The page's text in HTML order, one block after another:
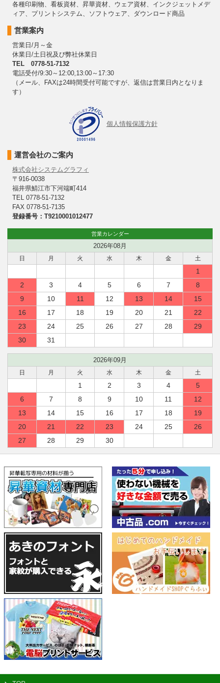
各種印刷物、看板資材、昇華資材、ウェア資材、インクジェットメデ
ィア、プリントシステム、ソフトウェア、ダウンロード商品
営業案内
営業日/月～金
休業日/土日祝及び弊社休業日
TEL 0778-51-7132
電話受付/9:30～12:00,13:00～17:30
（メール、FAXは24時間受付可能ですが、返信は営業日内となりま
す）
個人情報保護方針
運営会社のご案内
株式会社システムグラフィ
〒916-0038
福井県鯖江市下河端町414
TEL 0778-51-7132
FAX 0778-51-7135
登録番号：T9210001012477
営業カレンダー
2026年08月
日 月 火 水 木 金 土
1
2
3 4 5 6 7
8
9
10 11 12 13 14
15
16
17 18 19 20 21
22
23
24 25 26 27 28
29
30
31
2026年09月
日 月 火 水 木 金 土
1 2 3 4
5
6
7 8 9 10 11
12
13
14 15 16 17 18
19
20
21 22 23 24 25
26
27
28 29 30